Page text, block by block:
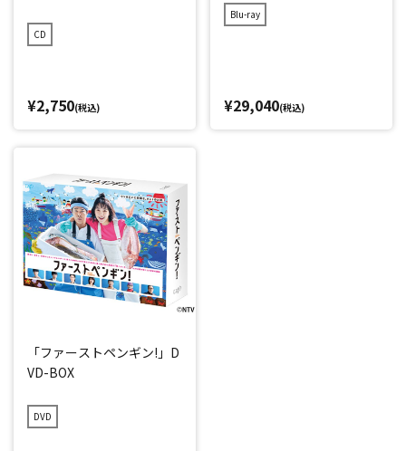
CD
¥2,750(税込)
Blu-ray
¥29,040(税込)
「ファーストペンギン!」D
VD-BOX
DVD